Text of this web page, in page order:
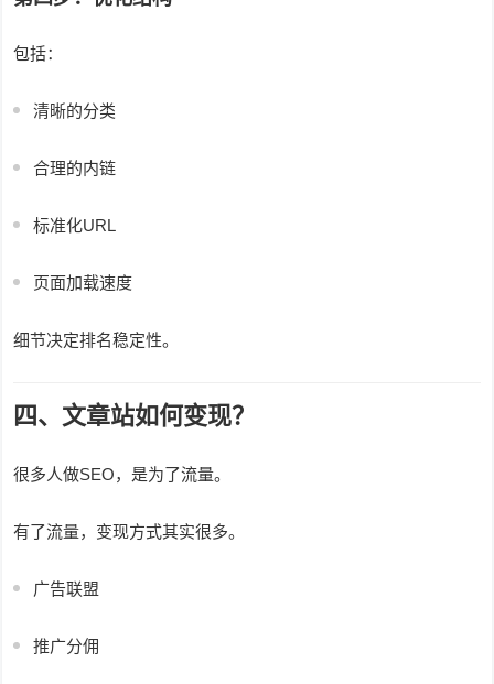
包括：
清晰的分类
合理的内链
标准化URL
页面加载速度
细节决定排名稳定性。
四、文章站如何变现？
很多人做SEO，是为了流量。
有了流量，变现方式其实很多。
广告联盟
推广分佣